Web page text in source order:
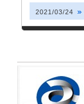
2021/03/24